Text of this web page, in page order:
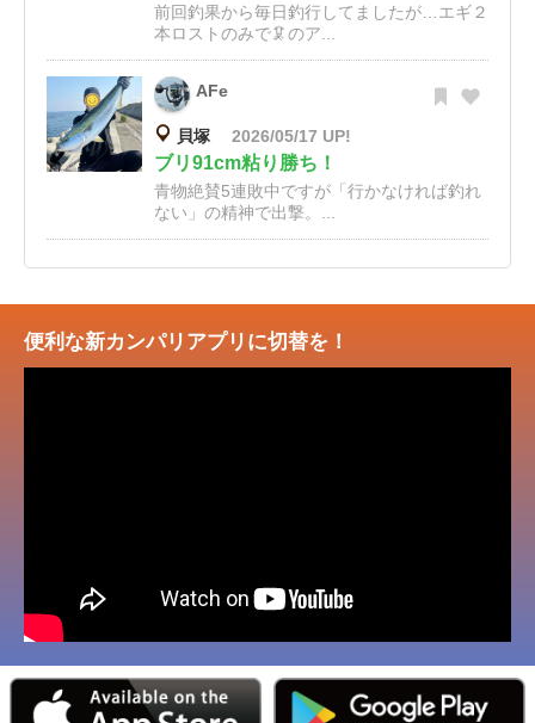
前回釣果から毎日釣行してましたが…エギ２
本ロストのみで🦑のア...
AFe
貝塚 2026/05/17 UP!
ブリ91cm粘り勝ち！
青物絶賛5連敗中ですが「行かなければ釣れ
ない」の精神で出撃。...
便利な新カンパリアプリに切替を！